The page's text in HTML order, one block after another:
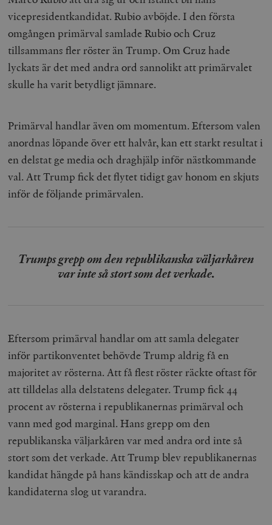
vicepresidentkandidat. Rubio avböjde. I den första
omgången primärval samlade Rubio och Cruz
tillsammans fler röster än Trump. Om Cruz hade
lyckats är det med andra ord sannolikt att primärvalet
skulle ha varit betydligt jämnare.
Primärval handlar även om momentum. Eftersom valen
anordnas löpande över ett halvår, kan ett starkt resultat i
en delstat ge media och draghjälp inför nästkommande
val. Att Trump fick det flytet tidigt gav honom en skjuts
inför de följande primärvalen.
Trumps grepp om den republikanska väljarkåren
var inte så stort som det verkade.
Eftersom primärval handlar om att samla delegater
inför partikonventet behövde Trump aldrig få en
majoritet av rösterna. Att få flest röster räckte oftast för
att tilldelas alla delstatens delegater. Trump fick 44
procent av rösterna i republikanernas primärval och
vann med god marginal. Hans grepp om den
republikanska väljarkåren var med andra ord inte så
stort som det verkade. Att Trump blev republikanernas
kandidat hängde på hans kändisskap och att de andra
kandidaterna slog ut varandra.